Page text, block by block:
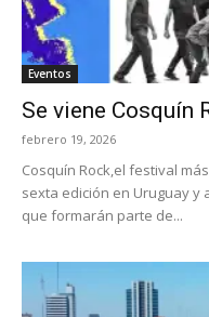
Eventos
Se viene Cosquín
febrero 19, 2026
Cosquín Rock,el festival
sexta edición en Uruguay y
que formarán parte de...